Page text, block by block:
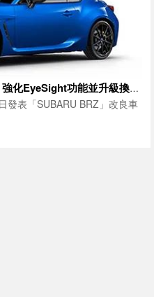
Subaru「BRZ」改良車型發表 強化EyeSight功能並升級換檔操作性
發表「SUBARU BRZ」改良車